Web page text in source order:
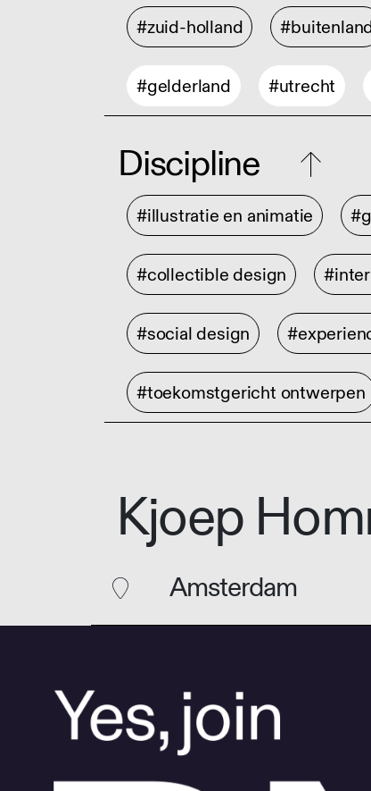
#zuid-holland
#gelderland #utrecht
Discipline
#illustratie en animatie
#collectible design
#social design
#toekomstgericht ontwerpen
Kjoep
Amsterdam